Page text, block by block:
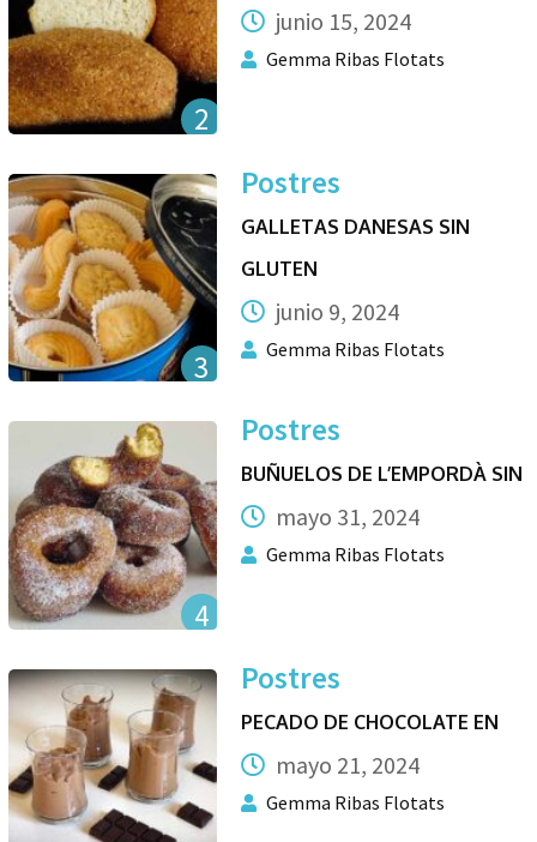
2
junio 15, 2024
Gemma Ribas Flotats
3
Postres
GALLETAS DANESAS SIN
GLUTEN
junio 9, 2024
Gemma Ribas Flotats
4
Postres
BUÑUELOS DE L’EMPORDÀ SIN
mayo 31, 2024
Gemma Ribas Flotats
Postres
PECADO DE CHOCOLATE EN
mayo 21, 2024
Gemma Ribas Flotats